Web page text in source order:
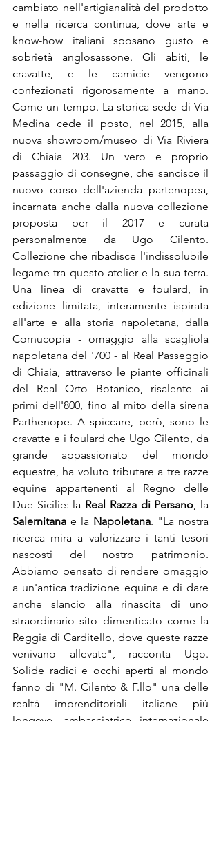
cambiato nell'artigianalità del prodotto
e nella ricerca continua, dove arte e
know-how italiani sposano gusto e
sobrietà anglosassone. Gli abiti, le
cravatte, e le camicie vengono
confezionati rigorosamente a mano.
Come un tempo. La storica sede di Via
Medina cede il posto, nel 2015, alla
nuova showroom/museo di Via Riviera
di Chiaia 203. Un vero e proprio
passaggio di consegne, che sancisce il
nuovo corso dell'azienda partenopea,
incarnata anche dalla nuova collezione
proposta per il 2017 e curata
personalmente da Ugo Cilento.
Collezione che ribadisce l'indissolubile
legame tra questo atelier e la sua terra.
Una linea di cravatte e foulard, in
edizione limitata, interamente ispirata
all'arte e alla storia napoletana, dalla
Cornucopia - omaggio alla scagliola
napoletana del '700 - al Real Passeggio
di Chiaia, attraverso le piante officinali
del Real Orto Botanico, risalente ai
primi dell'800, fino al mito della sirena
Parthenope. A spiccare, però, sono le
cravatte e i foulard che Ugo Cilento, da
grande appassionato del mondo
equestre, ha voluto tributare a tre razze
equine appartenenti al Regno delle
Due Sicilie: la Real Razza di Persano
Salernitana e la Napoletana. "La nostra
ricerca mira a valorizzare i tanti tesori
nascosti del nostro patrimonio.
Abbiamo pensato di rendere omaggio
a un'antica tradizione equina e di dare
anche slancio alla rinascita di uno
straordinario sito dimenticato come la
Reggia di Carditello, dove queste razze
venivano allevate", racconta Ugo.
Solide radici e occhi aperti al mondo
fanno di "M. Cilento & F.llo" una delle
realtà imprenditoriali italiane più
longeve, ambasciatrice internazionale